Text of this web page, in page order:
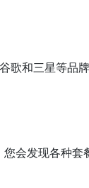
和三星等品
会发现各种